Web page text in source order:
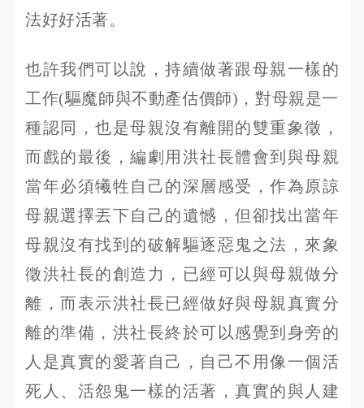
法好好活著。
也許我們可以說，持續做著跟母親一樣的
工作(驅魔師與不動產估價師)，對母親是一
種認同，也是母親沒有離開的雙重象徵，
而戲的最後，編劇用洪社長體會到與母親
當年必須犧牲自己的深層感受，作為原諒
母親選擇丟下自己的遺憾，但卻找出當年
母親沒有找到的破解驅逐惡鬼之法，來象
徵洪社長的創造力，已經可以與母親做分
離，而表示洪社長已經做好與母親真實分
離的準備，洪社長終於可以感覺到身旁的
人是真實的愛著自己，自己不用像一個活
死人、活怨鬼一樣的活著，真實的與人建